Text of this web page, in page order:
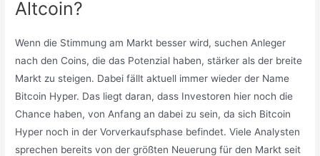
Altcoin?
Wenn die Stimmung am Markt besser wird, suchen Anleger
nach den Coins, die das Potenzial haben, stärker als der breite
Markt zu steigen. Dabei fällt aktuell immer wieder der Name
Bitcoin Hyper. Das liegt daran, dass Investoren hier noch die
Chance haben, von Anfang an dabei zu sein, da sich Bitcoin
Hyper noch in der Vorverkaufsphase befindet. Viele Analysten
sprechen bereits von der größten Neuerung für den Markt seit